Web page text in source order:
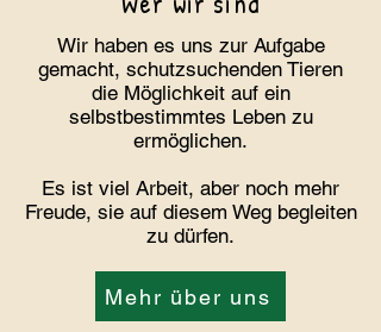
Wir haben es uns zur Aufgabe
gemacht, schutzsuchenden Tieren
die Möglichkeit auf ein
selbstbestimmtes Leben zu
ermöglichen.
Es ist viel Arbeit, aber noch mehr
Freude, sie auf diesem Weg begleiten
zu dürfen.
Mehr über uns